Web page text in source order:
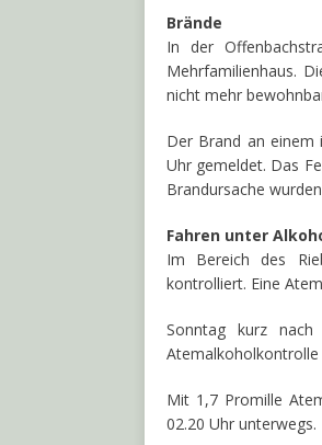
Brände
In der
Mehrfamilienhaus.
nicht mehr
Der Brand an einem
Uhr gemeldet. Das
Brandursache
Fahren unter
Im Bereich des
kontrolliert. Eine
Sonntag kurz
Mit 1,7 Promille
02.20 Uhr unterwegs.